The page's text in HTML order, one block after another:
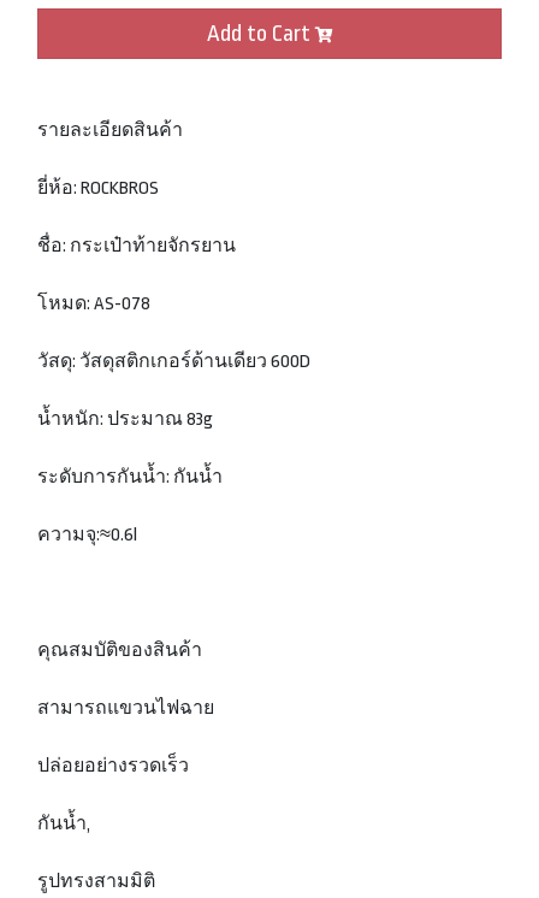
Add to Cart
รายละเอียดสินค้า
ยี่ห้อ: ROCKBROS
ชื่อ: กระเป๋าท้ายจักรยาน
โหมด: AS-078
วัสดุ: วัสดุสติกเกอร์ด้านเดียว 600D
น้ำหนัก: ประมาณ 83g
ระดับการกันน้ำ: กันน้ำ
ความจุ:≈0.6l
คุณสมบัติของสินค้า
สามารถแขวนไฟฉาย
ปล่อยอย่างรวดเร็ว
กันน้ำ,
รูปทรงสามมิติ